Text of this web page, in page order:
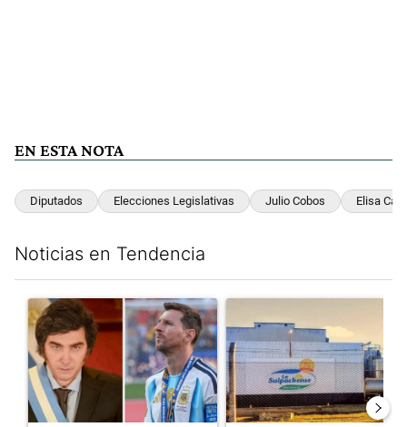
EN ESTA NOTA
Diputados Elecciones Legislativas Julio Cobos Elisa
Noticias en Tendencia
Un artículo de tendencia con el título "Milei despidió a Jorge